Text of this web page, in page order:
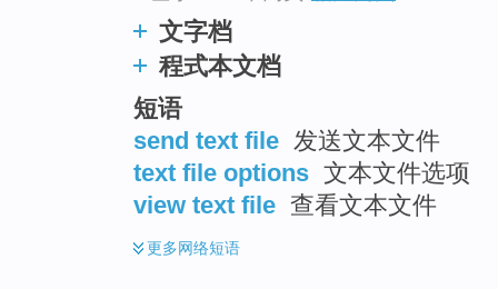
文字档
程式本文档
短语
send text file 发送文本文件
text file options 文本文件选项
view text file 查看文本文件
更多网络短语